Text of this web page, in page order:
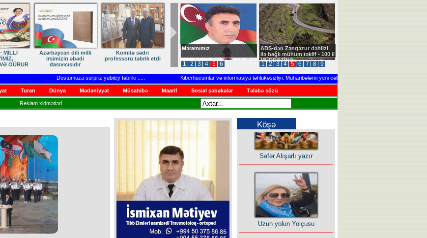
1
2 3 4 5 6 7 8 9
ABŞ-dən Zəngəzur dəhlizi
ilə bağlı mühüm təklif - 100 il
MÜDDƏTİNƏ...
1 2 3 4 5 6
Məramımız
–
Yaxındır
ANA DİLİMİZ – MİLLİ
KİMLİYİMİZDİR
Ruhumuzun manifesti
Dostumuza sürpriz yubiley təbriki..... Kiberhücumlar və informasiya təhlükəsizliyi: Müharibələrin yeni cəbhəsi.....
Turan Dünya Mədəniyyət Müsahibə Maarif Sosial şəbəkələr Tələbə sözü
Reklam xidmətləri
Köşə
Səfər Alışarlı yazır
Uzun yolun Yolçusu